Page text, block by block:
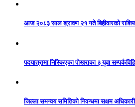
आज २०८३ साल श्रावण २१ गते बिहीवारको
पदयात्रामा निस्किएका पोखराका ३ युवा
जिल्ला समन्वय समितिको निवन्धमा सक्षम